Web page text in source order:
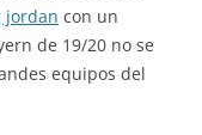
jordan con un
de 19/20 no se
equipos del